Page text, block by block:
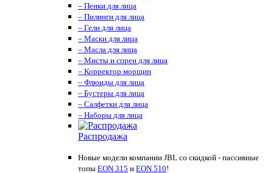
– Пенки для лица
– Пилинги для лица
– Гели для лица
– Маски для лица
– Масла для лица
– Мисты и спреи для лица
– Корректор морщин
– Флюиды для лица
– Бустеры для лица
– Салфетки для лица
– Наборы для лица
Распродажа
Новые модели компании JBL со скидкой - пассивные
топы EON 315 и EON 510!